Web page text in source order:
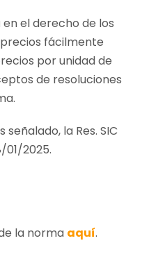
en el derecho de los
fácilmente
por unidad de
de resoluciones
la Res. SIC
01/2025.
la norma aquí.